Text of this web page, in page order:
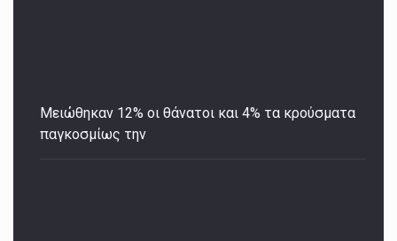
Μειώθηκαν 12% οι θάνατοι και 4% τα κρούσματα
παγκοσμίως την